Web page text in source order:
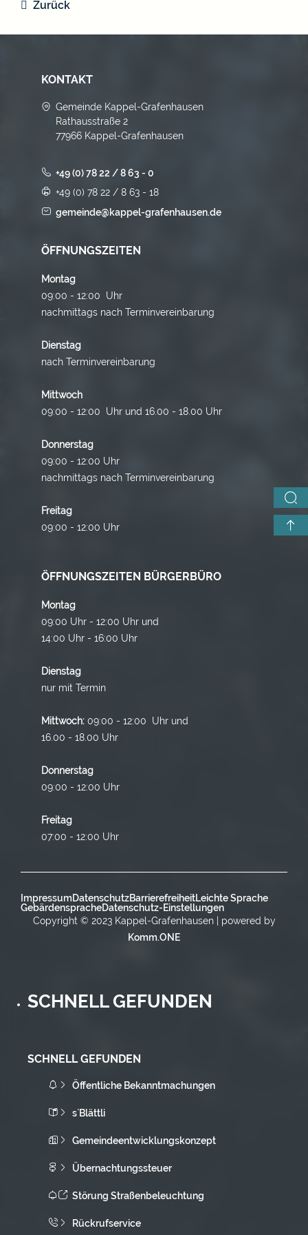
Zurück
KONTAKT
Gemeinde Kappel-Grafenhausen
Rathausstraße 2
77966 Kappel-Grafenhausen
+49 (0) 78 22 / 8 63 - 0
+49 (0) 78 22 / 8 63 - 18
gemeinde@kappel-grafenhausen.de
ÖFFNUNGSZEITEN
Montag
09:00 - 12:00 Uhr
nachmittags nach Terminvereinbarung
Dienstag
nach Terminvereinbarung
Mittwoch
09:00 - 12:00 Uhr und 16.00 - 18.00 Uhr
Donnerstag
09:00 - 12:00 Uhr
nachmittags nach Terminvereinbarung
Freitag
09:00 - 12:00 Uhr
ÖFFNUNGSZEITEN BÜRGERBÜRO
Montag
09:00 Uhr - 12:00 Uhr und
14:00 Uhr - 16:00 Uhr
Dienstag
nur mit Termin
Mittwoch: 09:00 - 12:00 Uhr und
16.00 - 18.00 Uhr
Donnerstag
09:00 - 12:00 Uhr
Freitag
07:00 - 12:00 Uhr
ImpressumDatenschutzBarrierefreiheitLeichte Sprache
GebärdenspracheDatenschutz-Einstellungen
Copyright © 2023 Kappel-Grafenhausen | powered by
Komm.ONE
SCHNELL GEFUNDEN
SCHNELL GEFUNDEN
Öffentliche Bekanntmachungen
s`Blättli
Gemeindeentwicklungskonzept
Übernachtungssteuer
Störung Straßenbeleuchtung
Rückrufservice